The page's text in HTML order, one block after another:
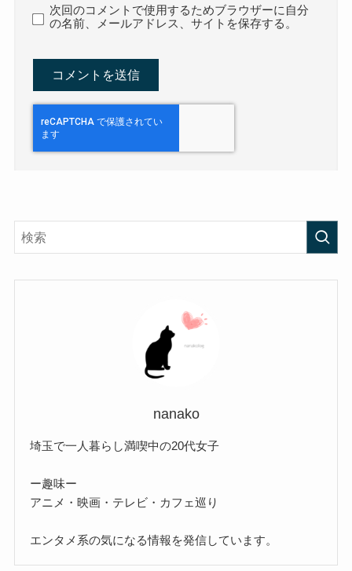
次回のコメントで使用するためブラウザーに自分
の名前、メールアドレス、サイトを保存する。
nanako
埼玉で一人暮らし満喫中の20代女子
ー趣味ー
アニメ・映画・テレビ・カフェ巡り
エンタメ系の気になる情報を発信しています。